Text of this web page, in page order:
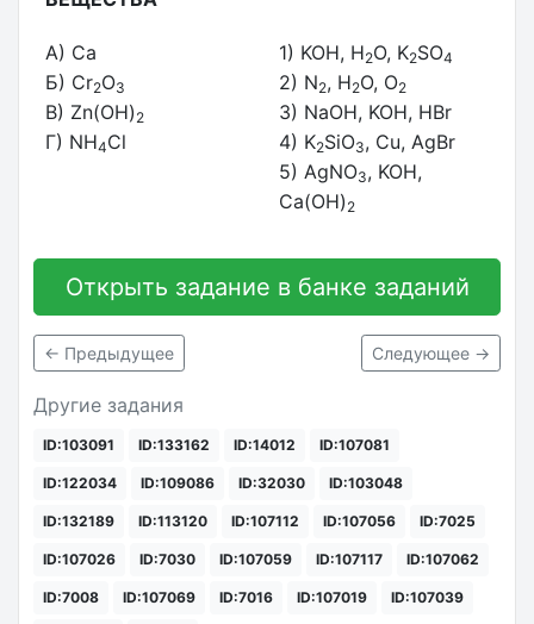
A) Ca
Б) Cr2O3
В) Zn(OH) 2
Г) NH4Cl
1) KOH, H2O, K2SO4
2) N2, H2O, O2
3) NaOH, KOH, HBr
4) K2SiO3, Cu, AgBr
5) AgNO3, KOH,
Ca(OH) 2
Открыть задание в банке заданий
← Предыдущее Следующее →
Другие задания
ID:103091 ID:133162 ID:14012 ID:107081
ID:122034 ID:109086 ID:32030 ID:103048
ID:132189 ID:113120 ID:107112 ID:107056 ID:7025
ID:107026 ID:7030 ID:107059 ID:107117 ID:107062
ID:7008 ID:107069 ID:7016 ID:107019 ID:107039